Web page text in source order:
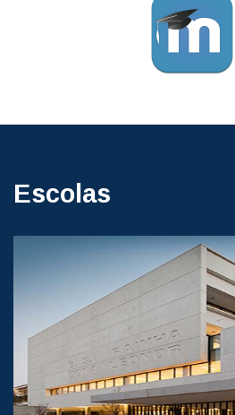
Escolas